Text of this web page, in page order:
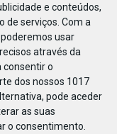
e conteúdos,
de serviços. Com a
usar
através da
consentir o
dos nossos 1017
pode aceder
as suas
o consentimento.
JUL 24